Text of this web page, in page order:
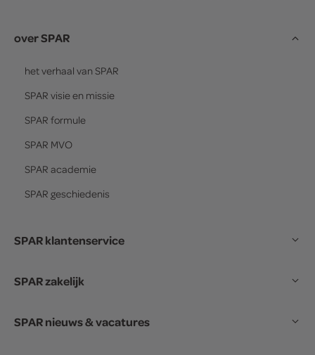
over SPAR
het verhaal van SPAR
SPAR visie en missie
SPAR formule
SPAR MVO
SPAR academie
SPAR geschiedenis
SPAR klantenservice
SPAR zakelijk
SPAR nieuws & vacatures